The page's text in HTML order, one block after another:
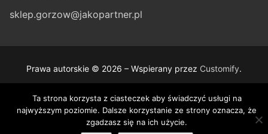
sklep.gorzow@jakopartner.pl
Prawa autorskie © 2026 – Wspierany przez Customify.
Ta strona korzysta z ciasteczek aby świadczyć usługi na
najwyższym poziomie. Dalsze korzystanie ze strony oznacza, że
zgadzasz się na ich użycie.